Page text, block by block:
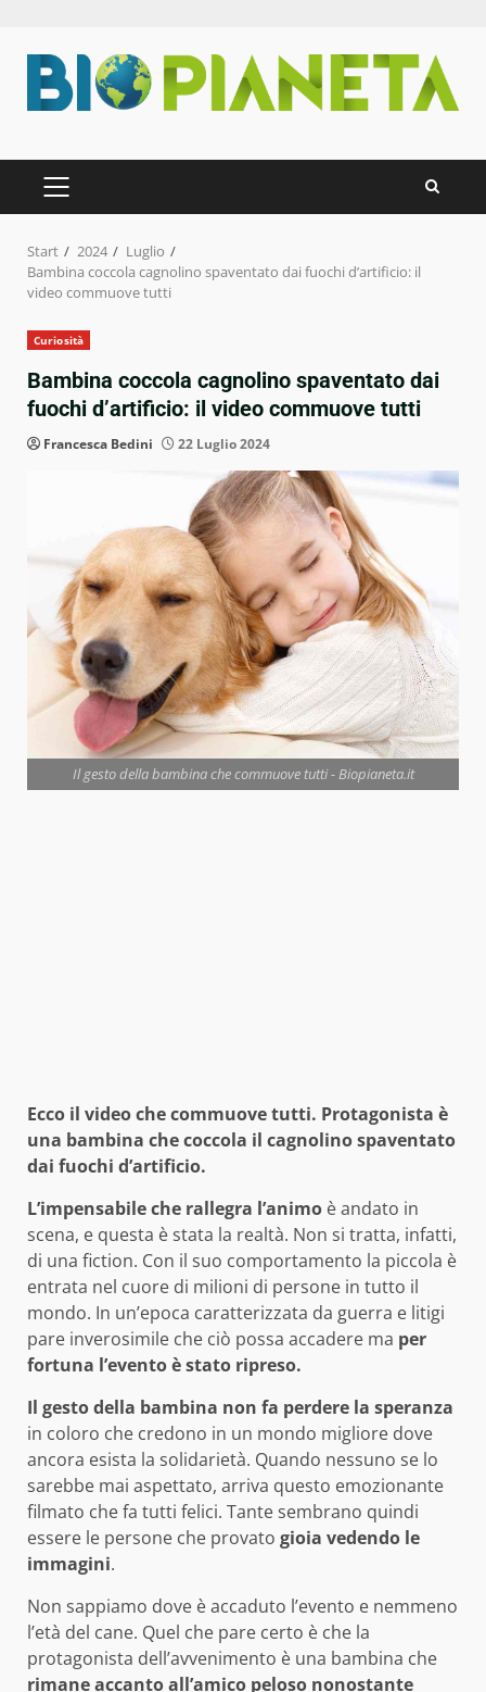
Inhalt
springen
PRIMÄRES
MENÜ
Start 2024
Luglio
Bambina coccola cagnolino spaventato dai fuochi d’artificio: il
video commuove tutti
Curiosità
Bambina coccola cagnolino spaventato dai
fuochi d’artificio: il video commuove tutti
Francesca Bedini 22 Luglio 2024
Il gesto della bambina che commuove tutti - Biopianeta.it
Ecco il video che commuove tutti. Protagonista è
una bambina che coccola il cagnolino spaventato
dai fuochi d’artificio.
L’impensabile che rallegra l’animo è andato in
scena, e questa è stata la realtà. Non si tratta, infatti,
di una fiction. Con il suo comportamento la piccola è
entrata nel cuore di milioni di persone in tutto il
mondo. In un’epoca caratterizzata da guerra e litigi
pare inverosimile che ciò possa accadere ma per
fortuna l’evento è stato ripreso.
Il gesto della bambina non fa perdere la speranza
in coloro che credono in un mondo migliore dove
ancora esista la solidarietà. Quando nessuno se lo
sarebbe mai aspettato, arriva questo emozionante
filmato che fa tutti felici. Tante sembrano quindi
essere le persone che provato gioia vedendo le
immagini.
Non sappiamo dove è accaduto l’evento e nemmeno
l’età del cane. Quel che pare certo è che la
protagonista dell’avvenimento è una bambina che
rimane accanto all’amico peloso nonostante